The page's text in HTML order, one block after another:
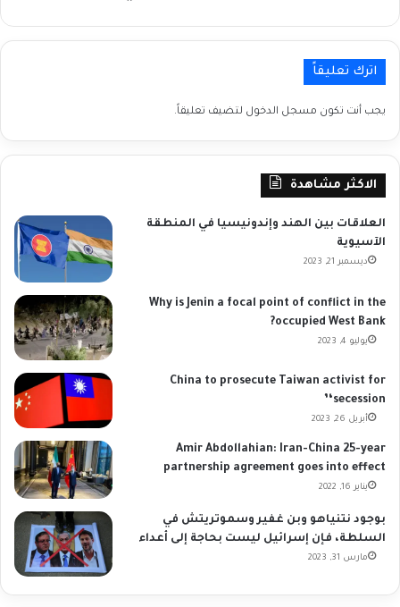
اترك تعليقاً
يجب أنت تكون مسجل الدخول لتضيف تعليقاً.
الاكثر مشاهدة
العلاقات بين الهند وإندونيسيا في المنطقة
الآسيوية
ديسمبر 21, 2023
Why is Jenin a focal point of conflict in the
occupied West Bank?
يوليو 4, 2023
China to prosecute Taiwan activist for
‘secession’
أبريل 26, 2023
Amir Abdollahian: Iran-China 25-year
partnership agreement goes into effect
يناير 16, 2022
بوجود نتنياهو وبن غفير وسموتريتش في
السلطة، فإن إسرائيل ليست بحاجة إلى أعداء
مارس 31, 2023